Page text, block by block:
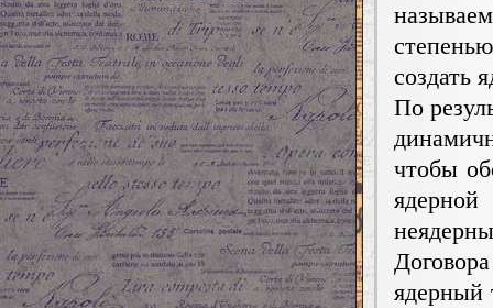
создать
По
чтобы
ядерный